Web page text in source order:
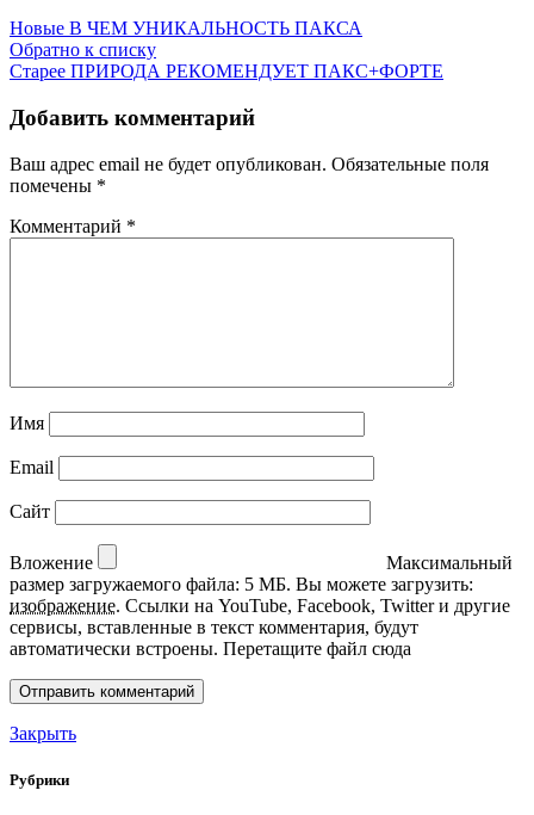
Новые В ЧЕМ УНИКАЛЬНОСТЬ ПАКСА
Обратно к списку
Старее ПРИРОДА РЕКОМЕНДУЕТ ПАКС+ФОРТЕ
Добавить комментарий
Ваш адрес email не будет опубликован. Обязательные поля
помечены *
Комментарий *
Имя
Email
Сайт
Вложение
Максимальный
размер загружаемого файла: 5 МБ. Вы можете загрузить:
изображение. Ссылки на YouTube, Facebook, Twitter и другие
сервисы, вставленные в текст комментария, будут
автоматически встроены. Перетащите файл сюда
Закрыть
Рубрики